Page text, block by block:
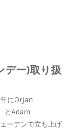
ー)取り扱
にOrjan
とAdam
ーデンで立ち上げ